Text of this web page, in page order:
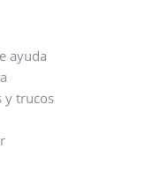
ayuda
y trucos